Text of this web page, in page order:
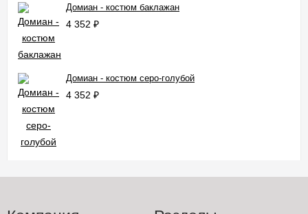
Домиан - костюм баклажан
4 352 ₽
Домиан - костюм серо-голубой
4 352 ₽